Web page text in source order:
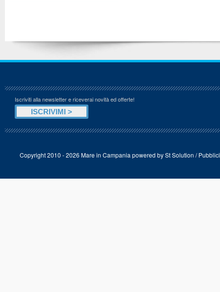
Iscriviti alla newsletter e riceverai novità ed offerte!
Copyright 2010 - 2026 Mare in Campania powered bySt Solution /